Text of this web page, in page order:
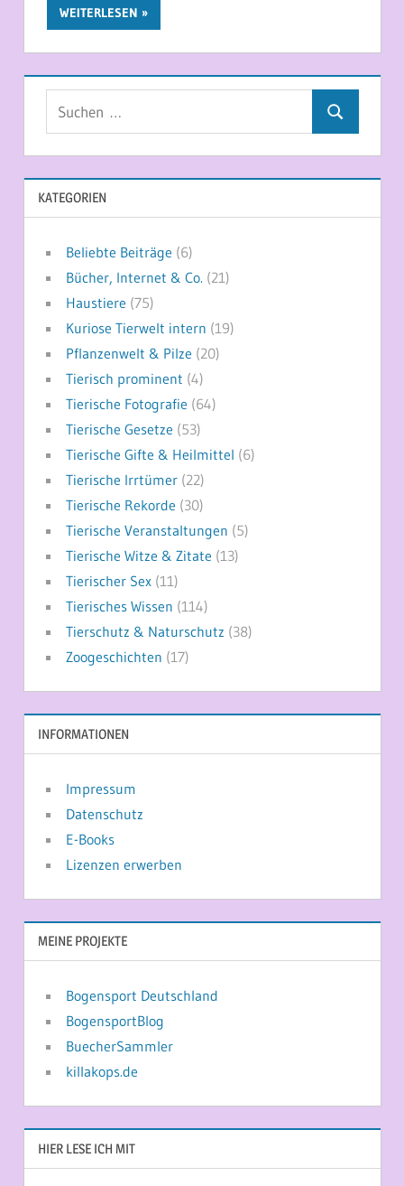
WEITERLESEN
Suchen
KATEGORIEN
Beliebte Beiträge (6)
Bücher, Internet & Co. (21)
Haustiere (75)
Kuriose Tierwelt intern (19)
Pflanzenwelt & Pilze (20)
Tierisch prominent (4)
Tierische Fotografie (64)
Tierische Gesetze (53)
Tierische Gifte & Heilmittel (6)
Tierische Irrtümer(22)
Tierische Rekorde (30)
Tierische Veranstaltungen (5)
Tierische Witze & Zitate (13)
Tierischer Sex(11)
Tierisches Wissen (114)
Tierschutz & Naturschutz (38)
Zoogeschichten (17)
INFORMATIONEN
Impressum
Datenschutz
E-Books
Lizenzen erwerben
MEINE PROJEKTE
Bogensport Deutschland
BogensportBlog
BuecherSammler
killakops.de
HIER LESE ICH MIT